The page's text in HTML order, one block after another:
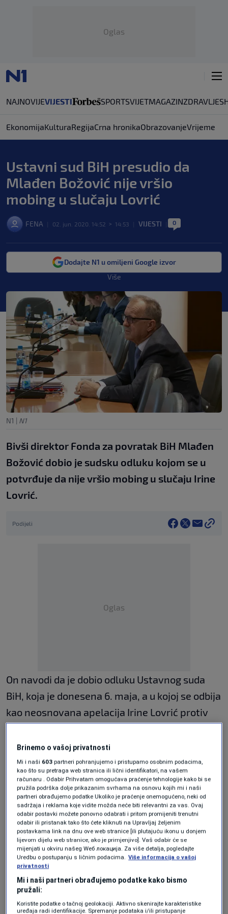
Oglas
NAJNOVIJEVIJESTI SPORTSVIJETMAGAZINZDRAVLJE
EkonomijaKulturaRegijaCrna hronikaObrazovanjeVrijeme
Ustavni sud BiH presudio da
Mlađen Božović nije vršio
mobing u slučaju Lovrić
FENA 02. jun. 2020. 14:52 > 14:53 VIJESTI 0
Dodajte N1 u omiljeni Google izvor
Više
N1 | N1
Bivši direktor Fonda za povratak BiH Mlađen
Božović dobio je sudsku odluku kojom se u
potvrđuje da nije vršio mobing u slučaju Irine
Lovrić.
Podijeli
Oglas
On navodi da je dobio odluku Ustavnog suda
BiH, koja je donesena 6. maja, a u kojoj se odbija
kao neosnovana apelacija Irine Lovrić protiv
Božović tvrdi da su mu tužbe Irine Lovrić
nanijele veliku štetu, naročito kada je bio
kandidat za ministra za ljudska prava i
izbjeglice BiH.
Tvrdi da je protiv njega tada vođena medijska
kampanja, iako je prošao sve provjere i
Centralne izborne komisije i Agencije za istrage
i zaštitu.
Božović kaže da mu je ova odluka Ustavnog
Brinemo o vašoj privatnosti
Mi i naši 603 partneri pohranjujemo i pristupamo osobnim podacima,
kao što su pretraga web stranica ili lični identifikatori, na vašem
računaru . Odabir Prihvatam omogućava praćenje tehnologije kako bi se
pružila podrška dolje prikazanim svrhama na osnovu kojih mi i naši
partneri obrađujemo podatke Ukoliko je praćenje onemogućeno, neki od
sadržaja i reklama koje vidite možda neće biti relevantni za vas. Ovaj
odabir postavki možete ponovno odabrati i pritom promijeniti trenutni
odabir ili pristanak tako što ćete kliknuti na Upravljaj željenim
postavkama link na dnu ove web stranice [ili plutajuću ikonu u donjem
lijevom dijelu web stranice, ako je primjenjivo]. Vaš odabir će se
mijenjati u okviru našeg Wеб локација. Za više detalja, pogledajte
Uredbu o postupanju s ličnim podacima. Više informacija o vašoj
privatnosti
Mi i naši partneri obrađujemo podatke kako bismo
pružali:
Koristite podatke o tačnoj geolokaciji. Aktivno skenirajte karakteristike
uređaja radi identifikacije. Spremanje podataka i/ili pristupanje